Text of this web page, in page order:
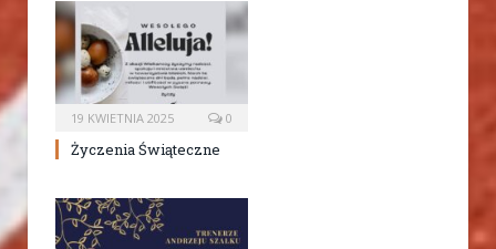
19 KWIETNIA 2025 0
Życzenia Świąteczne